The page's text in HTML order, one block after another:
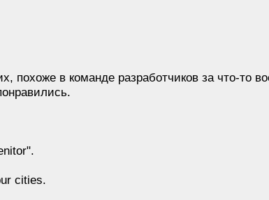
похоже в команде разработчиков за что-то
cities.